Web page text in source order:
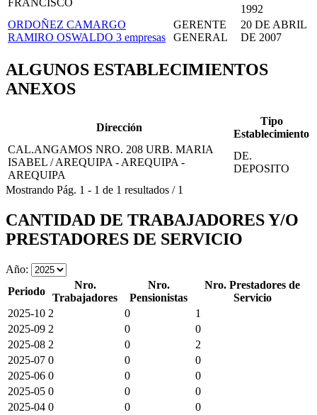
FRANCISCO
1992
ORDOÑEZ CAMARGO
RAMIRO OSWALDO 3 empresas
GERENTE
GENERAL
20 DE ABRIL
DE 2007
ALGUNOS ESTABLECIMIENTOS
ANEXOS
Dirección
Tipo
Establecimiento
CAL.ANGAMOS NRO. 208 URB. MARIA
ISABEL / AREQUIPA - AREQUIPA -
AREQUIPA
DE.
DEPOSITO
Mostrando Pág. 1 - 1 de 1 resultados / 1
CANTIDAD DE TRABAJADORES Y/O
PRESTADORES DE SERVICIO
Año:
Periodo
Nro.
Trabajadores
Nro.
Pensionistas
Nro. Prestadores de
Servicio
2025-10 2 0
1
2025-09 2 0
0
2025-08 2 0
2
2025-07 0 0
0
2025-06 0 0
0
2025-05 0 0
0
2025-04 0 0
0